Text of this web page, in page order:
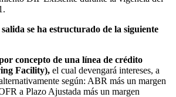
se ha estructurado de la siguiente
concepto de una línea de crédito
Facility), el cual devengará intereses, a
según: ABR más un margen
a Plazo Ajustada más un margen